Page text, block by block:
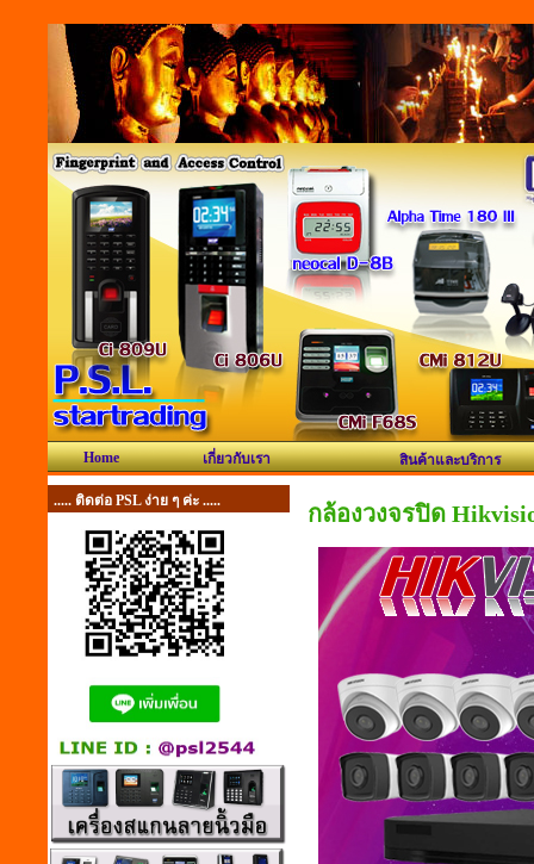
Home เกี่ยวกับเรา สินค้าและบริการ
..... ติดต่อ PSL ง่าย ๆ ค่ะ ..... กล้องวงจรปิด